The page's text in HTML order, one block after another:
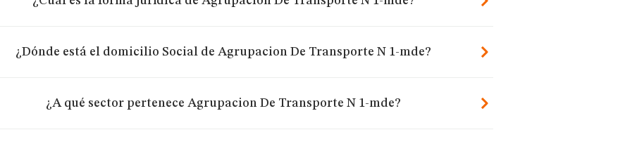
¿Dónde está el domicilio Social de Agrupacion De Transporte N 1-mde?
¿A qué sector pertenece Agrupacion De Transporte N 1-mde?